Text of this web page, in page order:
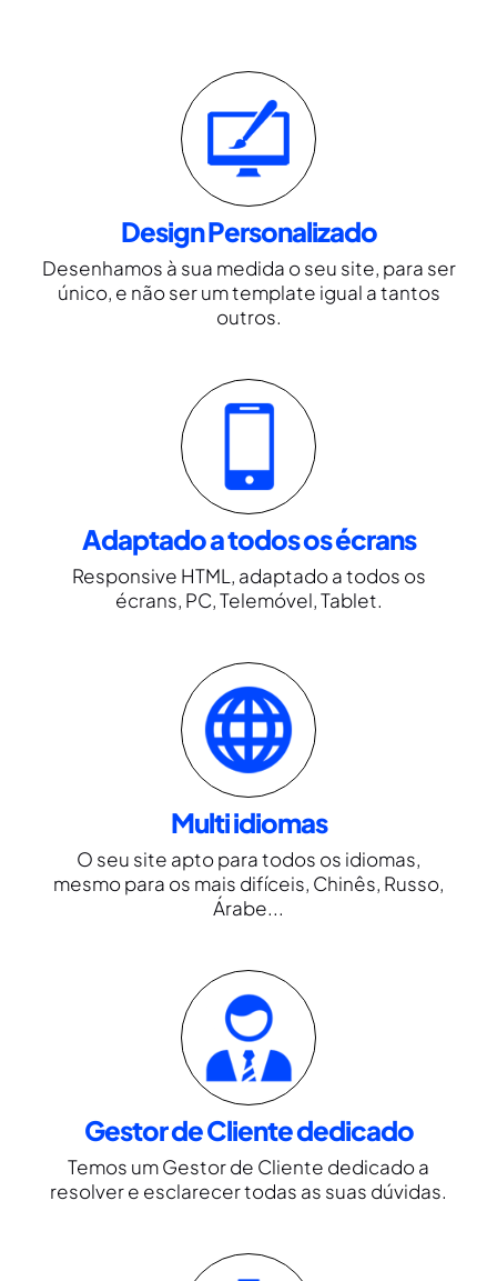
Design Personalizado
Desenhamos à sua medida o seu site, para ser
único, e não ser um template igual a tantos
outros.
Adaptado a todos os écrans
Responsive HTML, adaptado a todos os
écrans, PC, Telemóvel, Tablet.
Multi idiomas
O seu site apto para todos os idiomas,
mesmo para os mais difíceis, Chinês, Russo,
Árabe...
Gestor de Cliente dedicado
Temos um Gestor de Cliente dedicado a
resolver e esclarecer todas as suas dúvidas.